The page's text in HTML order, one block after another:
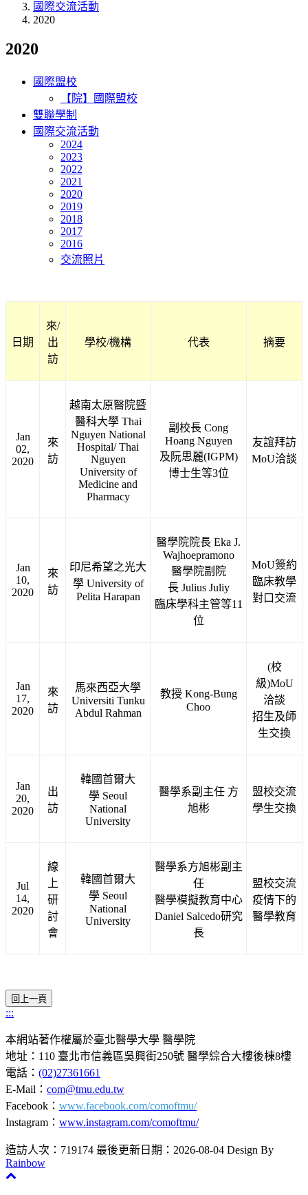
國際交流活動
2020
2020
國際盟校
【院】國際盟校
雙聯學制
國際交流活動
2024
2023
2022
2021
2020
2019
2018
2017
2016
交流照片
日期
來/
出
訪
學校/機構 代表 摘要
Jan
02,
2020
來
訪
越南太原醫院暨
醫科大學 Thai
Nguyen National
Hospital/ Thai
Nguyen
University of
Medicine and
Pharmacy
副校長 Cong
Hoang Nguyen
及阮思麗(IGPM)
博士生等3位
友誼拜訪
MoU洽談
Jan
10,
2020
來
訪
印尼希望之光大
學 University of
Pelita Harapan
醫學院院長 Eka J.
Wajhoepramono
醫學院副院
長 Julius Juliy
臨床學科主管等11
位
MoU簽約
臨床教學
對口交流
Jan
17,
2020
來
訪
馬來西亞大學
Universiti Tunku
Abdul Rahman
教授 Kong-Bung
Choo
(校
級)MoU
洽談
招生及師
生交換
Jan
20,
2020
出
訪
韓國首爾大
學 Seoul
National
University
醫學系副主任 方
旭彬
盟校交流
學生交換
Jul
14,
2020
線
上
研
討
會
韓國首爾大
學 Seoul
National
University
醫學系方旭彬副主
任
醫學模擬教育中心
Daniel Salcedo研究
長
盟校交流
疫情下的
醫學教育
:::
本網站著作權屬於臺北醫學大學 醫學院
地址：110 臺北市信義區吳興街250號 醫學綜合大樓後棟8樓
電話： (02)27361661
E-Mail： com@tmu.edu.tw
Facebook： www.facebook.com/comoftmu/
Instagram： www.instagram.com/comoftmu/
造訪人次：719174 最後更新日期：2026-08-04 Design By
Rainbow